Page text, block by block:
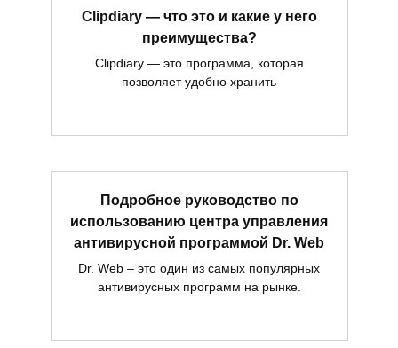
Clipdiary — что это и какие у него
преимущества?
Clipdiary — это программа, которая
позволяет удобно хранить
Подробное руководство по
использованию центра управления
антивирусной программой Dr. Web
Dr. Web – это один из самых популярных
антивирусных программ на рынке.